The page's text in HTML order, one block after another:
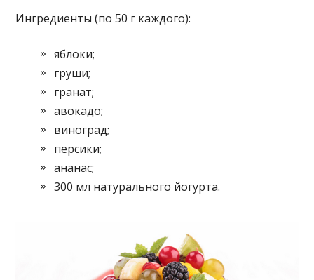
Ингредиенты (по 50 г каждого):
яблоки;
груши;
гранат;
авокадо;
виноград;
персики;
ананас;
300 мл натурального йогурта.